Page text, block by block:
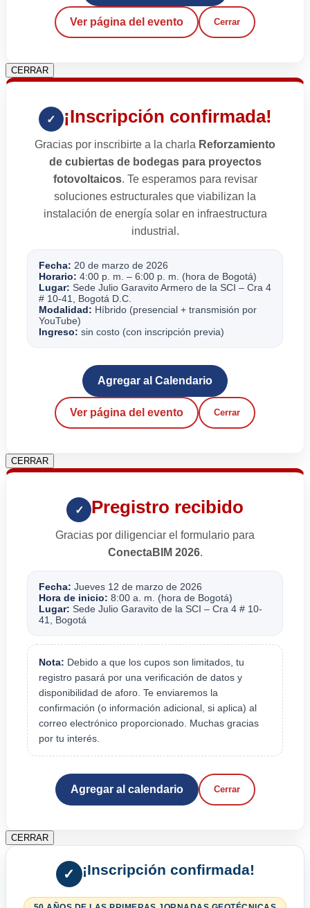
Ver página del evento Cerrar
CERRAR
✓ ¡Inscripción confirmada!
Gracias por inscribirte a la charla Reforzamiento
de cubiertas de bodegas para proyectos
fotovoltaicos. Te esperamos para revisar
soluciones estructurales que viabilizan la
instalación de energía solar en infraestructura
industrial.
Fecha: 20 de marzo de 2026
Horario: 4:00 p. m. – 6:00 p. m. (hora de Bogotá)
Lugar: Sede Julio Garavito Armero de la SCI – Cra 4
# 10-41, Bogotá D.C.
Modalidad: Híbrido (presencial + transmisión por
YouTube)
Ingreso: sin costo (con inscripción previa)
Agregar al Calendario
Ver página del evento Cerrar
CERRAR
✓ Pregistro recibido
Gracias por diligenciar el formulario para
ConectaBIM 2026.
Fecha: Jueves 12 de marzo de 2026
Hora de inicio: 8:00 a. m. (hora de Bogotá)
Lugar: Sede Julio Garavito de la SCI – Cra 4 # 10-
41, Bogotá
Nota: Debido a que los cupos son limitados, tu
registro pasará por una verificación de datos y
disponibilidad de aforo. Te enviaremos la
confirmación (o información adicional, si aplica) al
correo electrónico proporcionado. Muchas gracias
por tu interés.
Agregar al calendario Cerrar
CERRAR
✓ ¡Inscripción confirmada!